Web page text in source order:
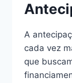
A
cada vez
que